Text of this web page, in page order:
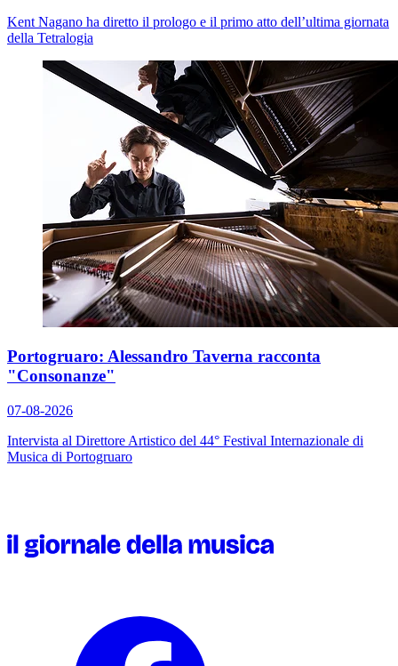
Kent Nagano ha diretto il prologo e il primo atto dell’ultima giornata
della Tetralogia
Portogruaro: Alessandro Taverna racconta
"Consonanze"
07-08-2026
Intervista al Direttore Artistico del 44° Festival Internazionale di
Musica di Portogruaro